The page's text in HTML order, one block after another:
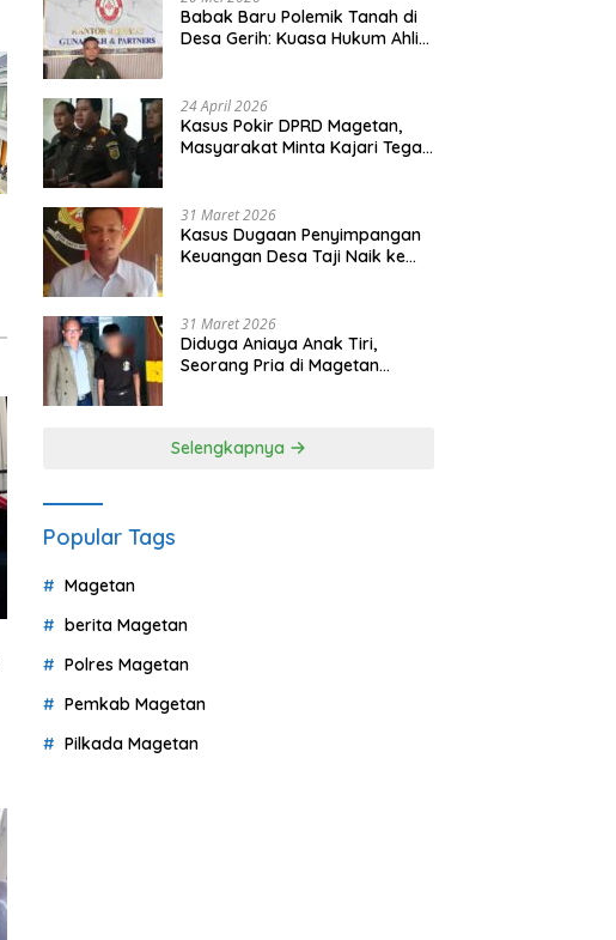
Babak Baru Polemik Tanah di
Desa Gerih: Kuasa Hukum Ahli
24 April 2026
Kasus Pokir DPRD Magetan,
Masyarakat Minta Kajari Tegak
31 Maret 2026
Kasus Dugaan Penyimpangan
Keuangan Desa Taji Naik ke
31 Maret 2026
Diduga Aniaya Anak Tiri,
Seorang Pria di Magetan
Selengkapnya
Popular Tags
Magetan
berita Magetan
Polres Magetan
Pemkab Magetan
Pilkada Magetan